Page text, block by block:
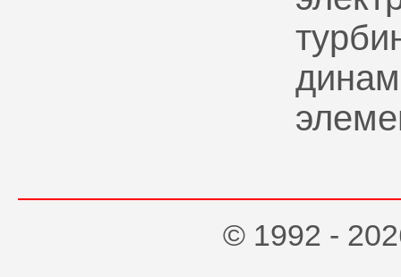
© 1992 -